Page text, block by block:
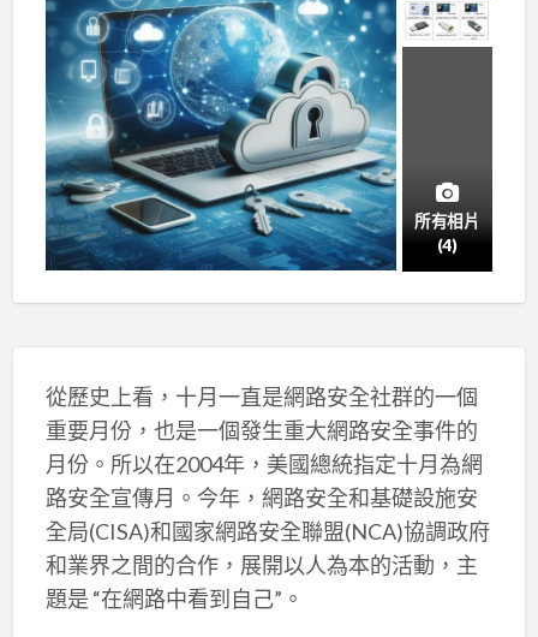
所有相片
(4)
從歷史上看，十月一直是網路安全社群的一個
重要月份，也是一個發生重大網路安全事件的
月份。所以在2004年，美國總統指定十月為網
路安全宣傳月。今年，網路安全和基礎設施安
全局(CISA)和國家網路安全聯盟(NCA)協調政府
和業界之間的合作，展開以人為本的活動，主
題是 “在網路中看到自己”。